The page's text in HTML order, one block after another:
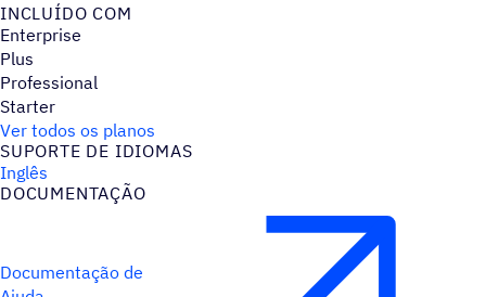
INCLUÍDO COM
Enterprise
Plus
Professional
Starter
Ver todos os planos
SUPORTE DE IDIOMAS
Inglês
DOCUMENTAÇÃO
Documentação de